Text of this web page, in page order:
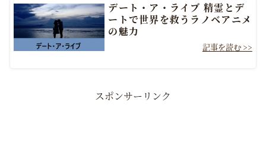
デート・ア・ライブ 精霊とデ
ートで世界を救うラノベアニメ
の魅力
スポンサーリンク